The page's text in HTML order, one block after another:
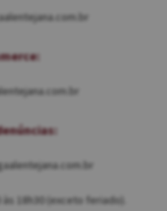
às 18h30 (exceto feriado).